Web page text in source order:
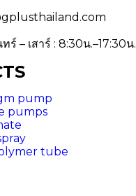
ร์ – เสาร์ : 8:30น.–17:30น.
pump
pumps
tube